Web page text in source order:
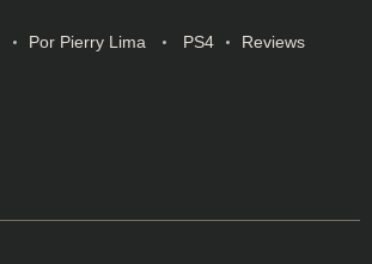
Por Pierry Lima PS4 Reviews